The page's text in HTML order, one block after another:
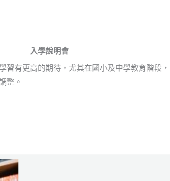
入學說明會
習有更高的期待，尤其在國小及中學教育階段
整。